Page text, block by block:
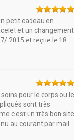
petit cadeau en
et un changement
2015 et reçue le 18
pour le corps ou le
sont très
c'est un très bon site
au courant par mail